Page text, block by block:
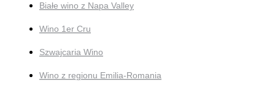
Białe wino z Napa Valley
Wino 1er Cru
Szwajcaria Wino
Wino z regionu Emilia-Romania